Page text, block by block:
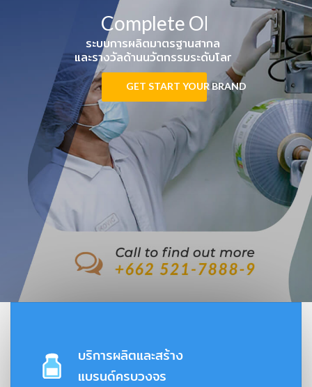
Complete OEM
Health & Beauty
Ecosystem
ระบบการผลิตมาตรฐานสากล
และรางวัลด้านนวัตกรรมระดับโลก
GET START YOUR BRAND
บริการผลิตและสร้าง
แบรนด์ครบวงจร